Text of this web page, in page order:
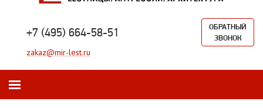
+7 (495) 664-58-51
ОБРАТНЫЙ
ЗВОНОК
zakaz@mir-lest.ru